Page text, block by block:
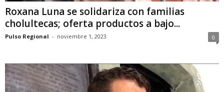
Roxana Luna se solidariza con familias
cholultecas; oferta productos a bajo...
Pulso Regional - noviembre 1, 2023 0